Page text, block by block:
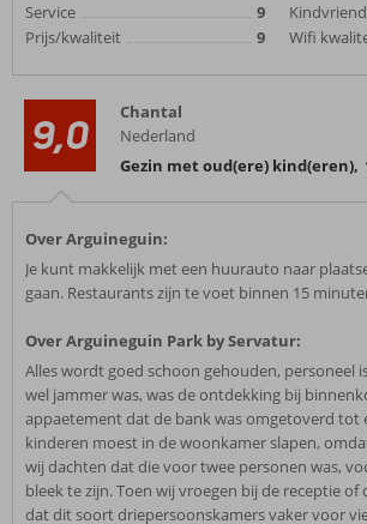
Service
9
Prijs/kwaliteit
9
Wifi
9,0
Chantal
Nederland
Gezin met oud(ere) kind(eren),
Over Arguineguin:
Je kunt makkelijk met een huurauto naar
gaan. Restaurants zijn te voet binnen 15
Over Arguineguin Park by Servatur:
Alles wordt goed schoon gehouden, personeel
wel jammer was, was de ontdekking bij
appaetement dat de bank was omgetoverd tot
kinderen moest in de woonkamer slapen,
wij dachten dat die voor twee personen was,
bleek te zijn. Toen wij vroegen bij de receptie
dat dit soort driepersoonskamers vaker voor